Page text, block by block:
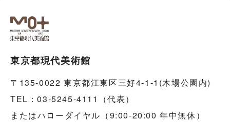
東京都現代美術館
〒135-0022 東京都江東区三好4-1-1(木場公園内)
TEL：03-5245-4111（代表）
またはハローダイヤル（9:00-20:00 年中無休）